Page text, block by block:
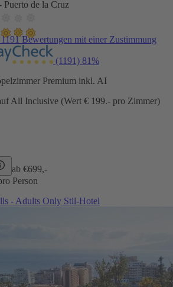
Puerto de la Cruz
Bewertungen mit einer Zustimmung
(1191) 81%
Premium inkl. AI
All Inclusive (Wert € 199.- pro Zimmer)
ab €699,-
Person
- Adults Only Stil-Hotel